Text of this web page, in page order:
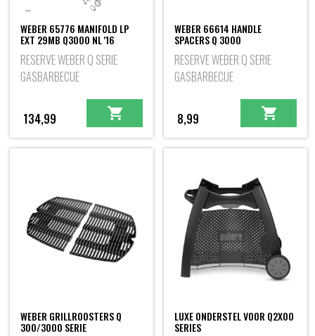
WEBER 65776 MANIFOLD LP
EXT 29MB Q3000 NL '16
RESERVE WEBER Q SERIE
GASBARBECUE
134,99
WEBER 66614 HANDLE
SPACERS Q 3000
RESERVE WEBER Q SERIE
GASBARBECUE
8,99
WEBER GRILLROOSTERS Q
300/3000 SERIE
LUXE ONDERSTEL VOOR Q2X00
SERIES